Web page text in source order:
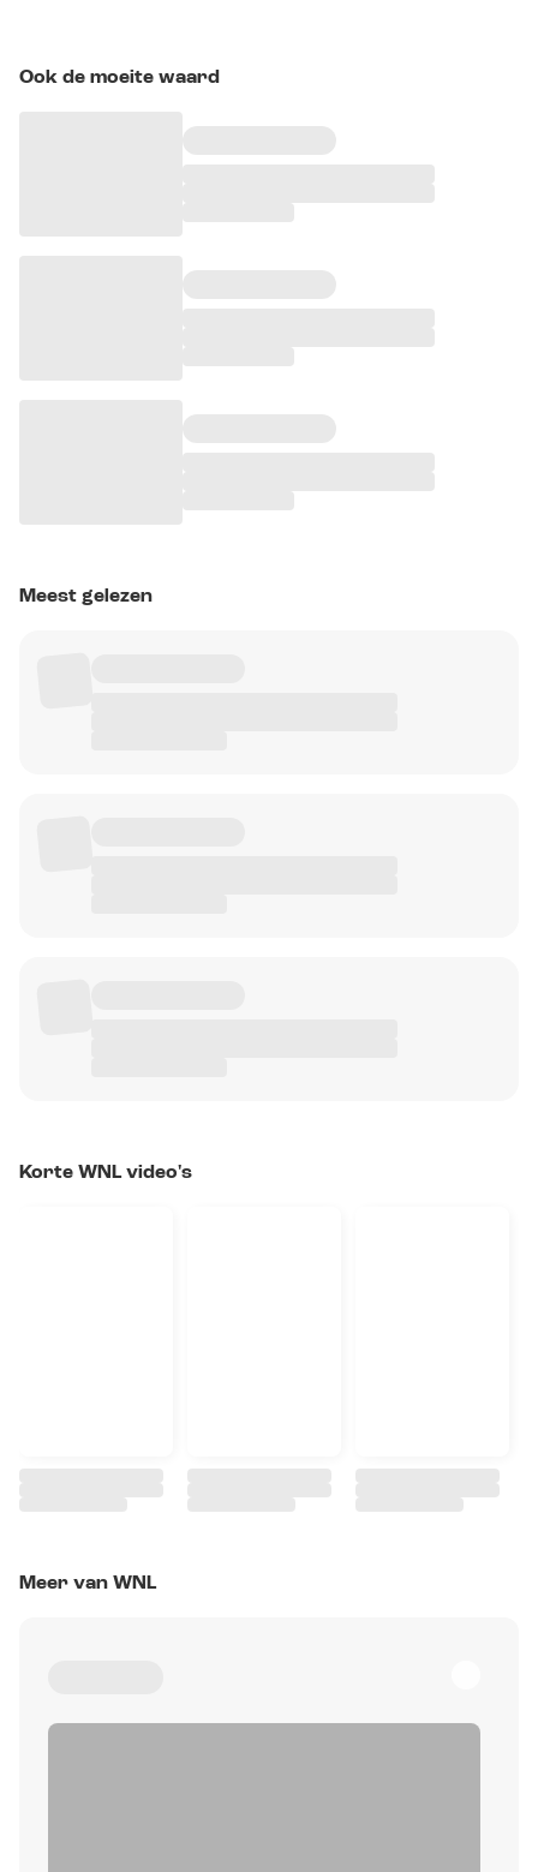
Ook de moeite waard
Meest gelezen
Korte WNL video's
Meer van WNL